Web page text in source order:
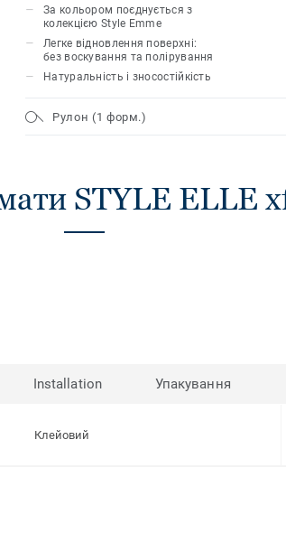
захисний шар xf² ™, що гарантує
легкий догляд та ощадливе
За кольором поєднується з
колекцією Style Emme
Легке відновлення поверхні:
без воскування та полірування
Натуральність і зносостійкість
Рулон (1 форм.)
STYLE ELLE
Installation Упакування
Клейовий